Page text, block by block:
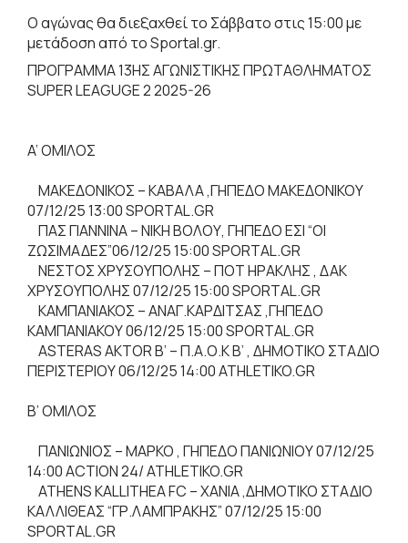
Ο αγώνας θα διεξαχθεί το Σάββατο στις 15:00 με
μετάδοση από το Sportal.gr.
ΠΡΟΓΡΑΜΜΑ 13ΗΣ ΑΓΩΝΙΣΤΙΚΗΣ ΠΡΩΤΑΘΛΗΜΑΤΟΣ
SUPER LEAGUGE 2 2025-26
A’ OMIΛΟΣ
ΜΑΚΕΔΟΝΙΚΟΣ – ΚΑΒΑΛΑ ,ΓΗΠΕΔΟ ΜΑΚΕΔΟΝΙΚΟΥ
07/12/25 13:00 SPORTAL.GR
ΠΑΣ ΓΙΑΝΝΙΝΑ – ΝΙΚΗ ΒΟΛΟΥ, ΓΗΠΕΔΟ ΕΣΙ “ΟΙ
ΖΩΣΙΜΑΔΕΣ”06/12/25 15:00 SPORTAL.GR
ΝΕΣΤΟΣ ΧΡΥΣΟΥΠΟΛΗΣ – ΠΟΤ ΗΡΑΚΛΗΣ , ΔΑΚ
ΧΡΥΣΟΥΠΟΛΗΣ 07/12/25 15:00 SPORTAL.GR
ΚΑΜΠΑΝΙΑΚΟΣ – ΑΝΑΓ.ΚΑΡΔΙΤΣΑΣ ,ΓΗΠΕΔΟ
ΚΑΜΠΑΝΙΑΚΟΥ 06/12/25 15:00 SPORTAL.GR
ASTERAS AKTOR B’ – Π.Α.Ο.Κ Β’ , ΔΗΜΟΤΙΚΟ ΣΤΑΔΙΟ
ΠΕΡΙΣΤΕΡΙΟΥ 06/12/25 14:00 ATHLETIKO.GR
B’ OMIΛΟΣ
ΠΑΝΙΩΝΙΟΣ – ΜΑΡΚΟ , ΓΗΠΕΔΟ ΠΑΝΙΩΝΙΟΥ 07/12/25
14:00 ΑCTION 24/ ATHLETIKO.GR
ΑΤHENS KALLITHEA FC – ΧΑΝΙΑ ,ΔΗΜΟΤΙΚΟ ΣΤΑΔΙΟ
ΚΑΛΛΙΘΕΑΣ “ΓΡ.ΛΑΜΠΡΑΚΗΣ” 07/12/25 15:00
SPORTAL.GR